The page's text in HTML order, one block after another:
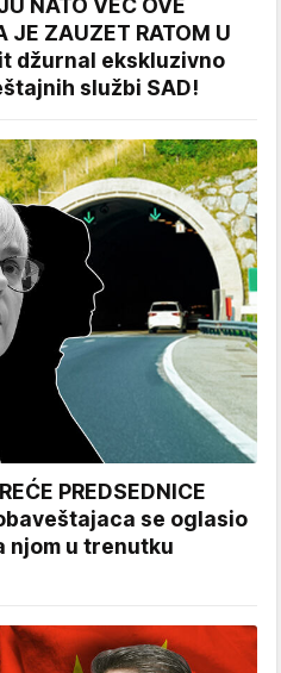
JE ZAUZET RATOM U
džurnal ekskluzivno
službi SAD!
PREDSEDNICE
se oglasio
njom u trenutku